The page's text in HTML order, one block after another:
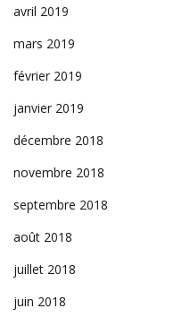
avril 2019
mars 2019
février 2019
janvier 2019
décembre 2018
novembre 2018
septembre 2018
août 2018
juillet 2018
juin 2018